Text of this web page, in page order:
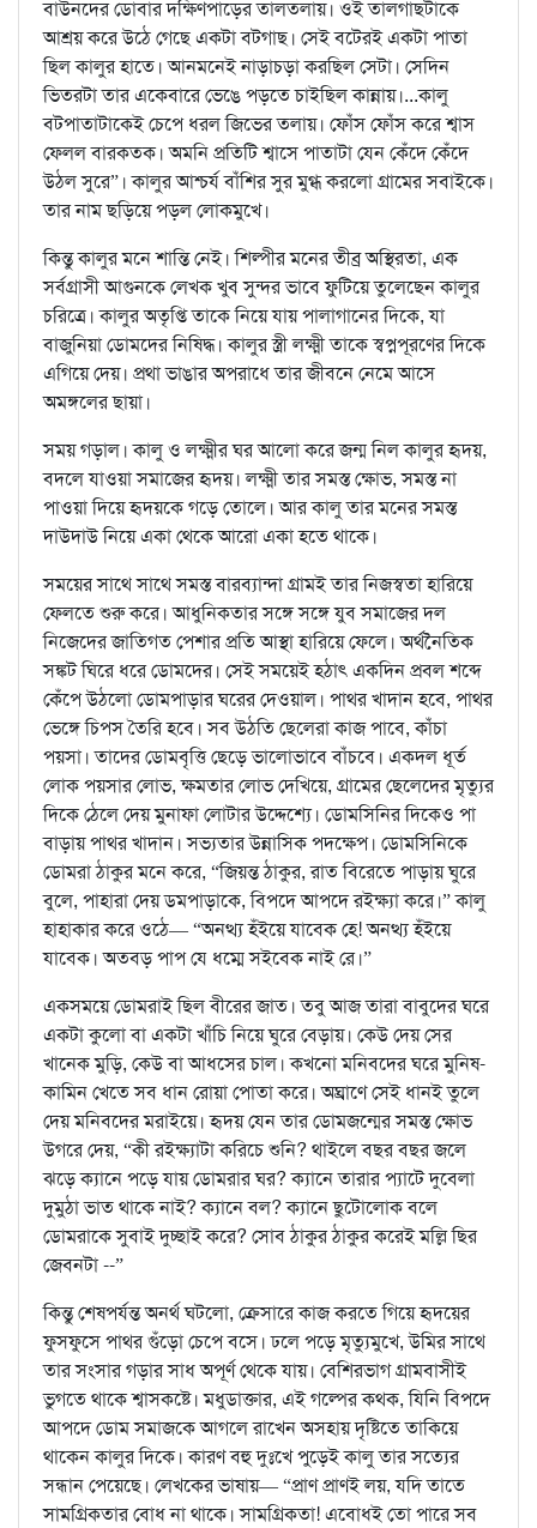
বাউনদের ডোবার দক্ষিণপাড়ের তালতলায়। ওই তালগাছটাকে
আশ্রয় করে উঠে গেছে একটা বটগাছ। সেই বটেরই একটা পাতা
ছিল কালুর হাতে। আনমনেই নাড়াচড়া করছিল সেটা। সেদিন
ভিতরটা তার একেবারে ভেঙে পড়তে চাইছিল কান্নায়।...কালু
বটপাতাটাকেই চেপে ধরল জিভের তলায়। ফোঁস ফোঁস করে শ্বাস
ফেলল বারকতক। অমনি প্রতিটি শ্বাসে পাতাটা যেন কেঁদে কেঁদে
উঠল সুরে”। কালুর আশ্চর্য বাঁশির সুর মুগ্ধ করলো গ্রামের সবাইকে।
তার নাম ছড়িয়ে পড়ল লোকমুখে।
কিন্তু কালুর মনে শান্তি নেই। শিল্পীর মনের তীব্র অস্থিরতা, এক
সর্বগ্রাসী আগুনকে লেখক খুব সুন্দর ভাবে ফুটিয়ে তুলেছেন কালুর
চরিত্রে। কালুর অতৃপ্তি তাকে নিয়ে যায় পালাগানের দিকে, যা
বাজুনিয়া ডোমদের নিষিদ্ধ। কালুর স্ত্রী লক্ষ্মী তাকে স্বপ্নপূরণের দিকে
এগিয়ে দেয়। প্রথা ভাঙার অপরাধে তার জীবনে নেমে আসে
অমঙ্গলের ছায়া।
সময় গড়াল। কালু ও লক্ষ্মীর ঘর আলো করে জন্ম নিল কালুর হৃদয়,
বদলে যাওয়া সমাজের হৃদয়। লক্ষ্মী তার সমস্ত ক্ষোভ, সমস্ত না
পাওয়া দিয়ে হৃদয়কে গড়ে তোলে। আর কালু তার মনের সমস্ত
দাউদাউ নিয়ে একা থেকে আরো একা হতে থাকে।
সময়ের সাথে সাথে সমস্ত বারব্যান্দা গ্রামই তার নিজস্বতা হারিয়ে
ফেলতে শুরু করে। আধুনিকতার সঙ্গে সঙ্গে যুব সমাজের দল
নিজেদের জাতিগত পেশার প্রতি আস্থা হারিয়ে ফেলে। অর্থনৈতিক
সঙ্কট ঘিরে ধরে ডোমদের। সেই সময়েই হঠাৎ একদিন প্রবল শব্দে
কেঁপে উঠলো ডোমপাড়ার ঘরের দেওয়াল। পাথর খাদান হবে, পাথর
ভেঙ্গে চিপস তৈরি হবে। সব উঠতি ছেলেরা কাজ পাবে, কাঁচা
পয়সা। তাদের ডোমবৃত্তি ছেড়ে ভালোভাবে বাঁচবে। একদল ধূর্ত
লোক পয়সার লোভ, ক্ষমতার লোভ দেখিয়ে, গ্রামের ছেলেদের মৃত্যুর
দিকে ঠেলে দেয় মুনাফা লোটার উদ্দেশ্যে। ডোমসিনির দিকেও পা
বাড়ায় পাথর খাদান। সভ্যতার উন্নাসিক পদক্ষেপ। ডোমসিনিকে
ডোমরা ঠাকুর মনে করে, “জিয়ন্ত ঠাকুর, রাত বিরেতে পাড়ায় ঘুরে
বুলে, পাহারা দেয় ডমপাড়াকে, বিপদে আপদে রইক্ষ্যা করে।” কালু
হাহাকার করে ওঠে— “অনত্থ্য হঁইয়ে যাবেক হে! অনত্থ্য হঁইয়ে
যাবেক। অতবড় পাপ যে ধম্মে সইবেক নাই রে।”
একসময়ে ডোমরাই ছিল বীরের জাত। তবু আজ তারা বাবুদের ঘরে
একটা কুলো বা একটা খাঁচি নিয়ে ঘুরে বেড়ায়। কেউ দেয় সের
খানেক মুড়ি, কেউ বা আধসের চাল। কখনো মনিবদের ঘরে মুনিষ-
কামিন খেতে সব ধান রোয়া পোতা করে। অঘ্রাণে সেই ধানই তুলে
দেয় মনিবদের মরাইয়ে। হৃদয় যেন তার ডোমজন্মের সমস্ত ক্ষোভ
উগরে দেয়, “কী রইক্ষ্যাটা করিচে শুনি? থাইলে বছর বছর জলে
ঝড়ে ক্যানে পড়ে যায় ডোমরার ঘর? ক্যানে তারার প্যাটে দুবেলা
দুমুঠা ভাত থাকে নাই? ক্যানে বল? ক্যানে ছুটোলোক বলে
ডোমরাকে সুবাই দুচ্ছাই করে? সোব ঠাকুর ঠাকুর করেই মল্লি ছির
জেবনটা --”
কিন্তু শেষপর্যন্ত অনর্থ ঘটলো, ক্রেসারে কাজ করতে গিয়ে হৃদয়ের
ফুসফুসে পাথর গুঁড়ো চেপে বসে। ঢলে পড়ে মৃত্যুমুখে, উমির সাথে
তার সংসার গড়ার সাধ অপূর্ণ থেকে যায়। বেশিরভাগ গ্রামবাসীই
ভুগতে থাকে শ্বাসকষ্টে। মধুডাক্তার, এই গল্পের কথক, যিনি বিপদে
আপদে ডোম সমাজকে আগলে রাখেন অসহায় দৃষ্টিতে তাকিয়ে
থাকেন কালুর দিকে। কারণ বহু দুঃখে পুড়েই কালু তার সত্যের
সন্ধান পেয়েছে। লেখকের ভাষায়— “প্রাণ প্রাণই লয়, যদি তাতে
সামগ্রিকতার বোধ না থাকে। সামগ্রিকতা! এবোধই তো পারে সব